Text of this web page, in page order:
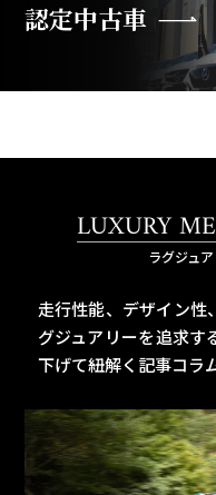
認定中古車
LUXURY
ラグジュ
走行性能、デザイン性
グジュアリーを追求す
下げて紐解く記事コラ